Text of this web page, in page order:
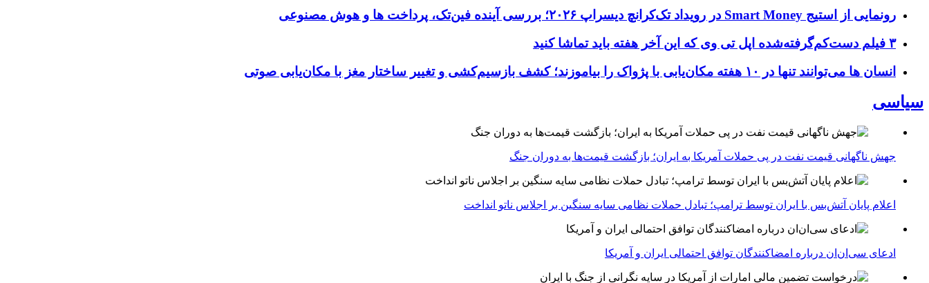
رونمایی از استیج Smart Money در رویداد تک‌کرانچ دیسراپ ۲۰۲۶؛ بررسی آینده فین‌تک، پرداخت‌ ها و هوش مصنوعی
۳ فیلم دست‌کم‌گرفته‌شده اپل تی وی که این آخر هفته باید تماشا کنید
انسان‌ ها می‌توانند تنها در ۱۰ هفته مکان‌یابی با پژواک را بیاموزند؛ کشف بازسیم‌کشی و تغییر ساختار مغز با مکان‌یابی صوتی
سیاسی
جهش ناگهانی قیمت نفت در پی حملات آمریکا به ایران؛ بازگشت قیمت‌ها به دوران جنگ
اعلام پایان آتش‌بس با ایران توسط ترامپ؛ تبادل حملات نظامی سایه سنگین بر اجلاس ناتو انداخت
ادعای سی‌ان‌ان درباره امضاکنندگان توافق احتمالی ایران و آمریکا